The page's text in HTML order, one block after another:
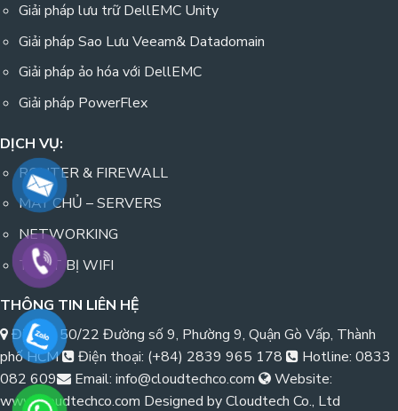
Giải pháp lưu trữ DellEMC Unity
Giải pháp Sao Lưu Veeam& Datadomain
Giải pháp ảo hóa với DellEMC
Giải pháp PowerFlex
DỊCH VỤ:
ROUTER & FIREWALL
MÁY CHỦ – SERVERS
NETWORKING
THIẾT BỊ WIFI
THÔNG TIN LIÊN HỆ
Địa chỉ: 50/22 Đường số 9, Phường 9, Quận Gò Vấp, Thành
phố HCM
Điện thoại: (+84) 2839 965 178
Hotline: 0833
082 609
Email: info@cloudtechco.com
Website:
www.cloudtechco.com Designed by Cloudtech Co., Ltd